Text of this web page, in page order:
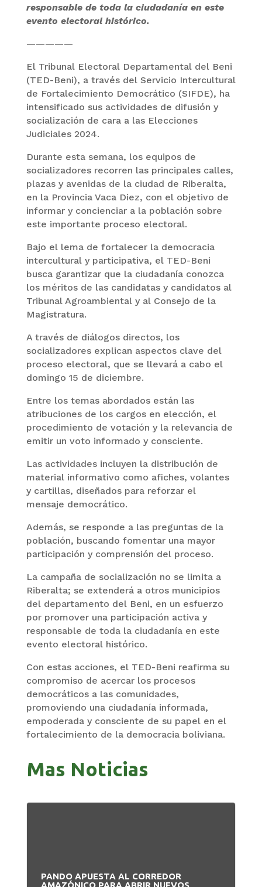
responsable de toda la ciudadanía en este
evento electoral histórico.
—————
El Tribunal Electoral Departamental del Beni
(TED-Beni), a través del Servicio Intercultural
de Fortalecimiento Democrático (SIFDE), ha
intensificado sus actividades de difusión y
socialización de cara a las Elecciones
Judiciales 2024.
Durante esta semana, los equipos de
socializadores recorren las principales calles,
plazas y avenidas de la ciudad de Riberalta,
en la Provincia Vaca Diez, con el objetivo de
informar y concienciar a la población sobre
este importante proceso electoral.
Bajo el lema de fortalecer la democracia
intercultural y participativa, el TED-Beni
busca garantizar que la ciudadanía conozca
los méritos de las candidatas y candidatos al
Tribunal Agroambiental y al Consejo de la
Magistratura.
A través de diálogos directos, los
socializadores explican aspectos clave del
proceso electoral, que se llevará a cabo el
domingo 15 de diciembre.
Entre los temas abordados están las
atribuciones de los cargos en elección, el
procedimiento de votación y la relevancia de
emitir un voto informado y consciente.
Las actividades incluyen la distribución de
material informativo como afiches, volantes
y cartillas, diseñados para reforzar el
mensaje democrático.
Además, se responde a las preguntas de la
población, buscando fomentar una mayor
participación y comprensión del proceso.
La campaña de socialización no se limita a
Riberalta; se extenderá a otros municipios
del departamento del Beni, en un esfuerzo
por promover una participación activa y
responsable de toda la ciudadanía en este
evento electoral histórico.
Con estas acciones, el TED-Beni reafirma su
compromiso de acercar los procesos
democráticos a las comunidades,
promoviendo una ciudadanía informada,
empoderada y consciente de su papel en el
fortalecimiento de la democracia boliviana.
Mas Noticias
PANDO APUESTA AL CORREDOR
AMAZÓNICO PARA ABRIR NUEVOS